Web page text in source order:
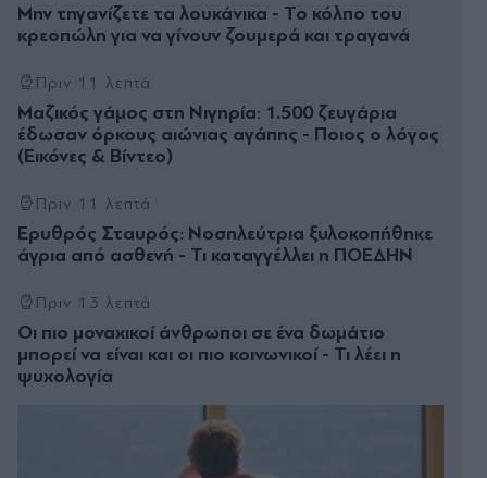
Μην τηγανίζετε τα λουκάνικα - Το κόλπο του
κρεοπώλη για να γίνουν ζουμερά και τραγανά
Πριν 11 λεπτά
Μαζικός γάμος στη Νιγηρία: 1.500 ζευγάρια
έδωσαν όρκους αιώνιας αγάπης - Ποιος ο λόγος
(Εικόνες & Βίντεο)
Πριν 11 λεπτά
Ερυθρός Σταυρός: Νοσηλεύτρια ξυλοκοπήθηκε
άγρια από ασθενή - Τι καταγγέλλει η ΠΟΕΔΗΝ
Πριν 13 λεπτά
Οι πιο μοναχικοί άνθρωποι σε ένα δωμάτιο
μπορεί να είναι και οι πιο κοινωνικοί - Τι λέει η
ψυχολογία